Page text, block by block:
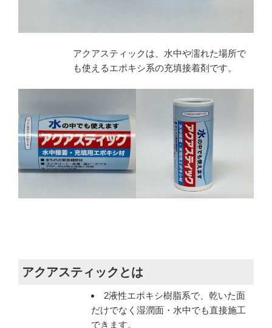
アクアスティックは、水中や濡れた場所で
も使えるエポキシ系の充填接着剤です。
アクアスティックとは
2液性エポキシ樹脂系で、乾いた面
だけでなく湿潤面・水中でも直接施工
できます。